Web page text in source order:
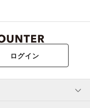
ログイン